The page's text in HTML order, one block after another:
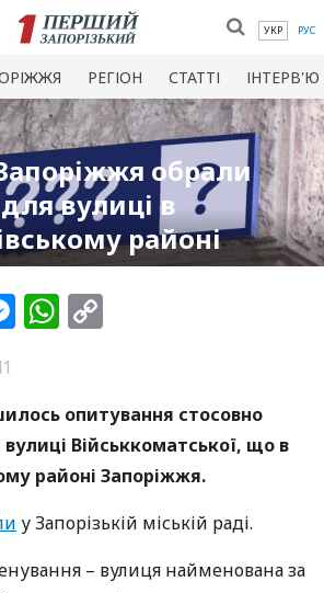
УКР РУС
РЕГІОН СТАТТІ ІНТЕРВ'Ю
обрали
вулиці в
районі
Messenger
WhatsApp
опитування стосовно
Військкоматської, що в
районі Запоріжжя.
у Запорізькій міській раді.
– вулиця найменована за